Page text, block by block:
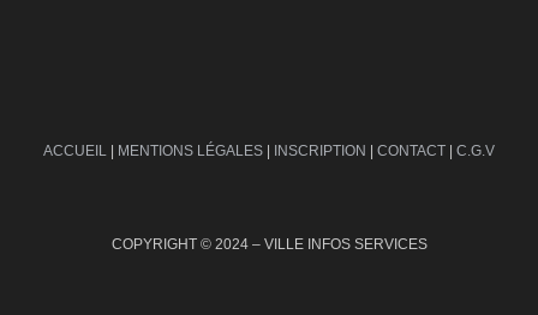
ACCUEIL | MENTIONS LÉGALES | INSCRIPTION | CONTACT | C.G.V
COPYRIGHT © 2024 – VILLE INFOS SERVICES